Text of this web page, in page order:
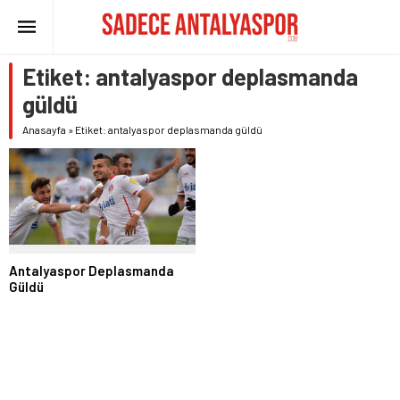
Etiket: antalyaspor deplasmanda
güldü
Anasayfa » Etiket: antalyaspor deplasmanda güldü
Antalyaspor Deplasmanda
Güldü